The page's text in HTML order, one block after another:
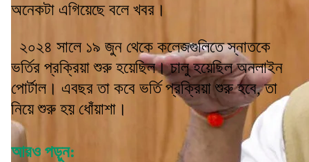
অনেকটা এগিয়েছে বলে খবর।
২০২৪ সালে ১৯ জুন থেকে কলেজগুলিতে স্নাতকে
ভর্তির প্রক্রিয়া শুরু হয়েছিল। চালু হয়েছিল অনলাইন
পোর্টাল। এবছর তা কবে ভর্তি প্রক্রিয়া শুরু হবে, তা
নিয়ে শুরু হয় ধোঁয়াশা।
আরও পড়ুন: